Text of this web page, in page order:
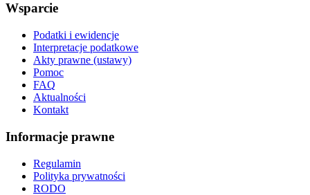
Wsparcie
Podatki i ewidencje
Interpretacje podatkowe
Akty prawne (ustawy)
Pomoc
FAQ
Aktualności
Kontakt
Informacje prawne
Regulamin
Polityka prywatności
RODO